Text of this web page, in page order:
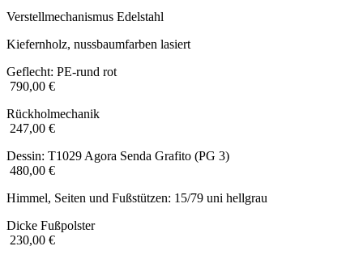
Verstellmechanismus Edelstahl
Kiefernholz, nussbaumfarben lasiert
Geflecht: PE-rund rot
790,00 €
Rückholmechanik
247,00 €
Dessin: T1029 Agora Senda Grafito (PG 3)
480,00 €
Himmel, Seiten und Fußstützen: 15/79 uni hellgrau
Dicke Fußpolster
230,00 €